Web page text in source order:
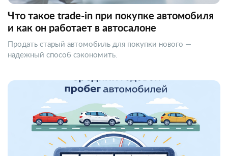
Что такое trade-in при покупке автомобиля
и как он работает в автосалоне
Продать старый автомобиль для покупки нового —
надежный способ сэкономить.